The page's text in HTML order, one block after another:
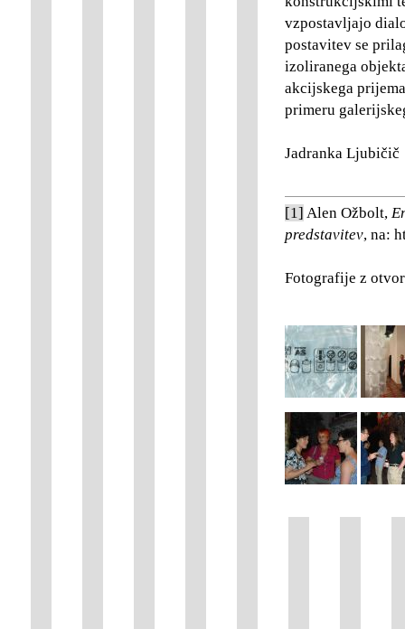
vzpostavljajo
postavitev se
izoliranega
akcijskega
primeru
Jadranka Ljubičič
[1] Alen Ožbolt,
predstavitev, na:
Fotografije z